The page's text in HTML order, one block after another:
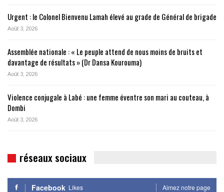
Urgent : le Colonel Bienvenu Lamah élevé au grade de Général de brigade
Août 3, 2026
Assemblée nationale : « Le peuple attend de nous moins de bruits et
davantage de résultats » (Dr Dansa Kourouma)
Août 3, 2026
Violence conjugale à Labé : une femme éventre son mari au couteau, à
Dombi
Août 3, 2026
réseaux sociaux
Facebook Likes Aimez notre page